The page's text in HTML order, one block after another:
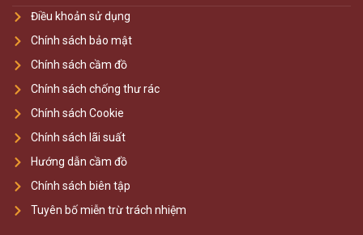
Điều khoản sử dụng
Chính sách bảo mật
Chính sách cầm đồ
Chính sách chống thư rác
Chính sách Cookie
Chính sách lãi suất
Hướng dẫn cầm đồ
Chính sách biên tập
Tuyên bố miễn trừ trách nhiệm